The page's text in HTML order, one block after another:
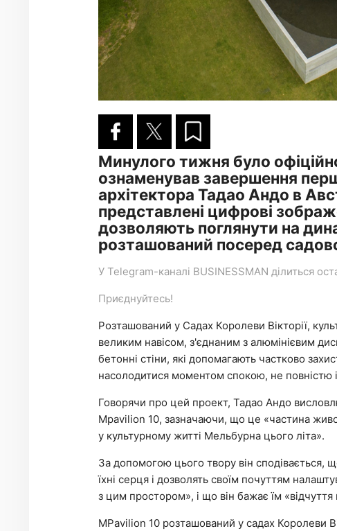
Минулого тижня було
ознаменував завершення
архітектора Тадао Андо в
представлені цифрові
дозволяють поглянути на
розташований посеред
У Telegram-каналі BUSINESSMAN ділиться
Приєднуйтесь!
Розташований у Садах Королеви Вікторії,
великим навісом, з'єднаним з алюмінієвим
бетонні стіни, які допомагають частково
насолодитися моментом спокою, не повністю
Говорячи про цей проект, Тадао Андо
Mpavilion 10, зазначаючи, що це «частина
у культурному житті Мельбурна цього літа».
За допомогою цього твору він сподівається,
їхні серця і дозволять своїм почуттям
з цим простором», і що він бажає їм
MPavilion 10 розташований у садах Королеви